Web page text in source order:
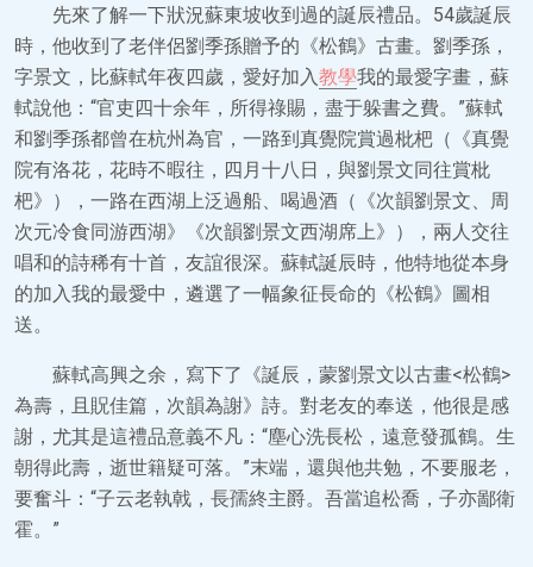
先來了解一下狀況蘇東坡收到過的誕辰禮品。54歲誕辰
時，他收到了老伴侶劉季孫贈予的《松鶴》古畫。劉季孫，
字景文，比蘇軾年夜四歲，愛好加入教學我的最愛字畫，蘇
軾說他：“官吏四十余年，所得祿賜，盡于躲書之費。”蘇軾
和劉季孫都曾在杭州為官，一路到真覺院賞過枇杷（《真覺
院有洛花，花時不暇往，四月十八日，與劉景文同往賞枇
杷》），一路在西湖上泛過船、喝過酒（《次韻劉景文、周
次元冷食同游西湖》《次韻劉景文西湖席上》），兩人交往
唱和的詩稀有十首，友誼很深。蘇軾誕辰時，他特地從本身
的加入我的最愛中，遴選了一幅象征長命的《松鶴》圖相
送。
蘇軾高興之余，寫下了《誕辰，蒙劉景文以古畫<松鶴>
為壽，且貺佳篇，次韻為謝》詩。對老友的奉送，他很是感
謝，尤其是這禮品意義不凡：“塵心洗長松，遠意發孤鶴。生
朝得此壽，逝世籍疑可落。”末端，還與他共勉，不要服老，
要奮斗：“子云老執戟，長孺終主爵。吾當追松喬，子亦鄙衛
霍。”